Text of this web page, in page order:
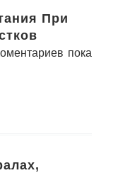
При
пока